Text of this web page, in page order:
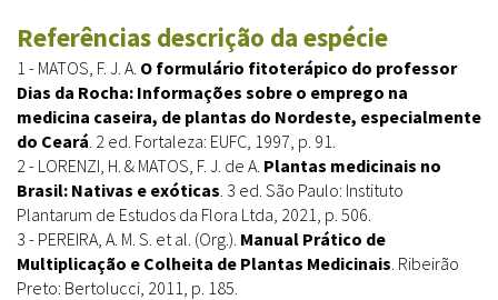
Referências descrição da espécie
1 - MATOS, F. J. A. O formulário fitoterápico do professor
Dias da Rocha: Informações sobre o emprego na
medicina caseira, de plantas do Nordeste, especialmente
do Ceará . 2 ed. Fortaleza: EUFC, 1997, p. 91.
2 - LORENZI, H. & MATOS, F. J. de A. Plantas medicinais no
Brasil: Nativas e exóticas . 3 ed. São Paulo: Instituto
Plantarum de Estudos da Flora Ltda, 2021, p. 506.
3 - PEREIRA, A. M. S. et al. (Org.). Manual Prático de
Multiplicação e Colheita de Plantas Medicinais . Ribeirão
Preto: Bertolucci, 2011, p. 185.